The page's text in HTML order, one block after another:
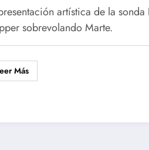
artística de la sonda
sobrevolando Marte.
Más